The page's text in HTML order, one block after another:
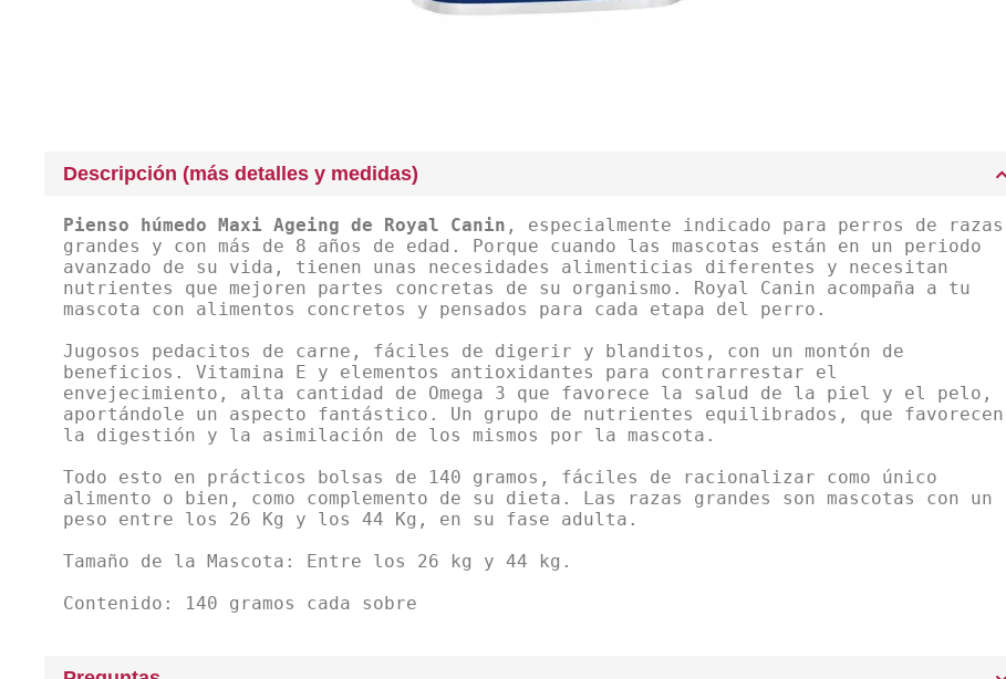
Descripción (más detalles y medidas)
Pienso húmedo Maxi Ageing de Royal Canin , especialmente indicado para perros de razas
grandes y con más de 8 años de edad. Porque cuando las mascotas están en un periodo
avanzado de su vida, tienen unas necesidades alimenticias diferentes y necesitan
nutrientes que mejoren partes concretas de su organismo. Royal Canin acompaña a tu
mascota con alimentos concretos y pensados para cada etapa del perro.
Jugosos pedacitos de carne, fáciles de digerir y blanditos, con un montón de
beneficios. Vitamina E y elementos antioxidantes para contrarrestar el
envejecimiento, alta cantidad de Omega 3 que favorece la salud de la piel y el pelo,
aportándole un aspecto fantástico. Un grupo de nutrientes equilibrados, que favorecen
la digestión y la asimilación de los mismos por la mascota.
Todo esto en prácticos bolsas de 140 gramos, fáciles de racionalizar como único
alimento o bien, como complemento de su dieta. Las razas grandes son mascotas con un
peso entre los 26 Kg y los 44 Kg, en su fase adulta.
Tamaño de la Mascota: Entre los 26 kg y 44 kg.
Contenido: 140 gramos cada sobre